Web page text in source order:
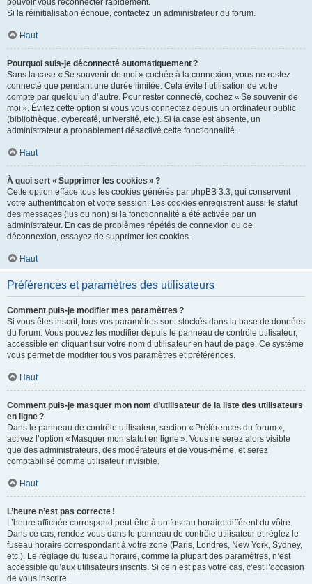
pouvoir vous reconnecter rapidement.
Si la réinitialisation échoue, contactez un administrateur du forum.
Haut
Pourquoi suis-je déconnecté automatiquement ?
Sans la case « Se souvenir de moi » cochée à la connexion, vous ne restez
connecté que pendant une durée limitée. Cela évite l’utilisation de votre
compte par quelqu’un d’autre. Pour rester connecté, cochez « Se souvenir de
moi ». Évitez cette option si vous vous connectez depuis un ordinateur public
(bibliothèque, cybercafé, université, etc.). Si la case est absente, un
administrateur a probablement désactivé cette fonctionnalité.
Haut
À quoi sert « Supprimer les cookies » ?
Cette option efface tous les cookies générés par phpBB 3.3, qui conservent
votre authentification et votre session. Les cookies enregistrent aussi le statut
des messages (lus ou non) si la fonctionnalité a été activée par un
administrateur. En cas de problèmes répétés de connexion ou de
déconnexion, essayez de supprimer les cookies.
Haut
Préférences et paramètres des utilisateurs
Comment puis-je modifier mes paramètres ?
Si vous êtes inscrit, tous vos paramètres sont stockés dans la base de données
du forum. Vous pouvez les modifier depuis le panneau de contrôle utilisateur,
accessible en cliquant sur votre nom d’utilisateur en haut de page. Ce système
vous permet de modifier tous vos paramètres et préférences.
Haut
Comment puis-je masquer mon nom d’utilisateur de la liste des utilisateurs
en ligne ?
Dans le panneau de contrôle utilisateur, section « Préférences du forum »,
activez l’option « Masquer mon statut en ligne ». Vous ne serez alors visible
que des administrateurs, des modérateurs et de vous-même, et serez
comptabilisé comme utilisateur invisible.
Haut
L’heure n’est pas correcte !
L’heure affichée correspond peut-être à un fuseau horaire différent du vôtre.
Dans ce cas, rendez-vous dans le panneau de contrôle utilisateur et réglez le
fuseau horaire correspondant à votre zone (Paris, Londres, New York, Sydney,
etc.). Le réglage du fuseau horaire, comme la plupart des paramètres, n’est
accessible qu’aux utilisateurs inscrits. Si ce n’est pas votre cas, c’est l’occasion
de vous inscrire.